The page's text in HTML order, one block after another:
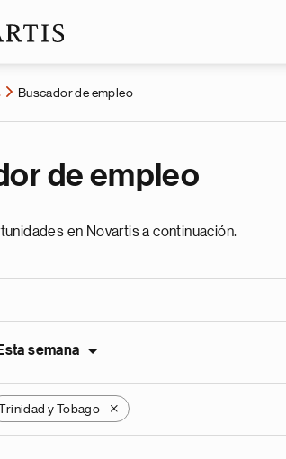
Buscador de empleo
de empleo
en Novartis a continuación.
semana
y Tobago X